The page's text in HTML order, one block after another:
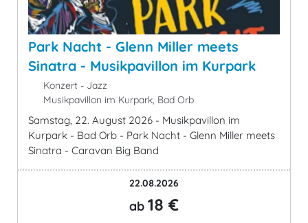
Park Nacht - Glenn Miller meets
Sinatra - Musikpavillon im Kurpark
Konzert - Jazz
Musikpavillon im Kurpark, Bad Orb
Samstag, 22. August 2026 - Musikpavillon im
Kurpark - Bad Orb - Park Nacht - Glenn Miller meets
Sinatra - Caravan Big Band
22.08.2026
ab 18 €